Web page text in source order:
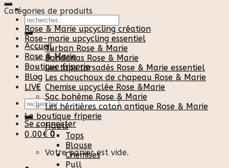
Recherche
pour :
Accueil
Rose & Marie
Boutique friperie
Blog
LIVE
Recherche
pour :
Se connecter
0,00€ 0
Votre panier est vide.
Catégories de produits
Rose & Marie upcycling création
Rose-marie upcycling essentiel
Turban Rose & Marie
Bandanas Rose & Marie
Les tops torsadés Rose & Marie essentiel
Les chouchoux de chapeau Rose & Marie
Chemise upcyclée Rose &Marie
Sac bohème Rose & Marie
Les héritières coton antique Rose & Marie
La boutique friperie
Hauts
Tops
Blouse
Chemises
Pull